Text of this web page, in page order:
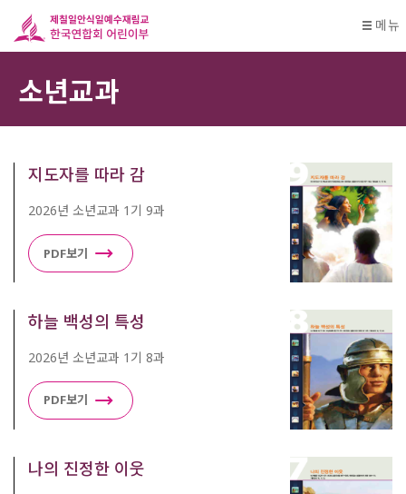
메뉴
소년교과
지도자를 따라 감
2026년 소년교과 1기 9과
PDF보기
하늘 백성의 특성
2026년 소년교과 1기 8과
PDF보기
나의 진정한 이웃